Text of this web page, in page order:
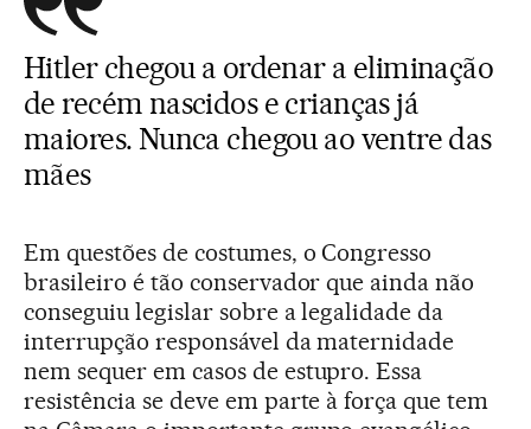
Hitler chegou a ordenar a eliminação
de recém nascidos e crianças já
maiores. Nunca chegou ao ventre das
mães
Em questões de costumes, o Congresso
brasileiro é tão conservador que ainda não
conseguiu legislar sobre a legalidade da
interrupção responsável da maternidade
nem sequer em casos de estupro. Essa
resistência se deve em parte à força que tem